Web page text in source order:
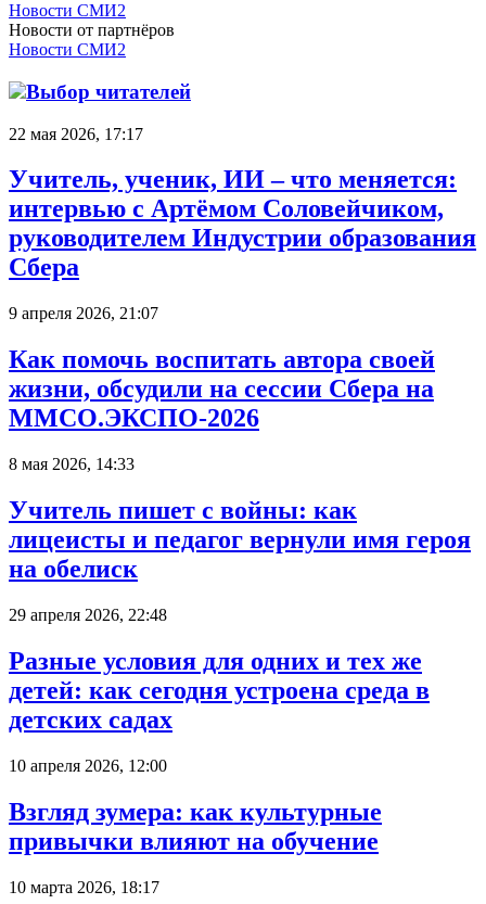
Новости СМИ2
Новости от партнёров
Новости СМИ2
Выбор читателей
22 мая 2026, 17:17
Учитель, ученик, ИИ – что меняется:
интервью с Артёмом Соловейчиком,
руководителем Индустрии образования
Сбера
9 апреля 2026, 21:07
Как помочь воспитать автора своей
жизни, обсудили на сессии Сбера на
ММСО.ЭКСПО-2026
8 мая 2026, 14:33
Учитель пишет с войны: как
лицеисты и педагог вернули имя героя
на обелиск
29 апреля 2026, 22:48
Разные условия для одних и тех же
детей: как сегодня устроена среда в
детских садах
10 апреля 2026, 12:00
Взгляд зумера: как культурные
привычки влияют на обучение
10 марта 2026, 18:17